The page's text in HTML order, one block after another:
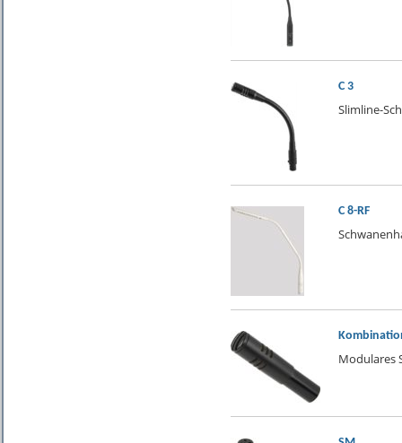
C 3
Slimline-
C 8-RF
Modulares